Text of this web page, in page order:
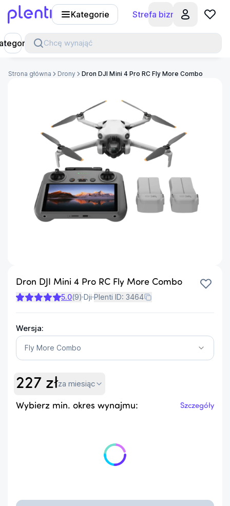
Kategorie Strefa biznesu
Chcę wynająć
Strona główna Drony Dron DJI Mini 4 Pro RC Fly More Combo
Dron DJI Mini 4 Pro RC Fly More Combo
5.0(9) Dji Plenti ID: 3464
Wersja:
Fly More Combo
227 złza miesiąc
Wybierz min. okres wynajmu: Szczegóły